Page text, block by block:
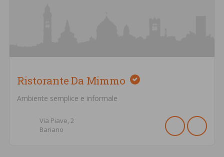
Ristorante Da Mimmo
Ambiente semplice e informale
Via Piave, 2
Bariano